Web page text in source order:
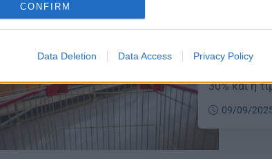
CONFIRM
Data Deletion Data Access Privacy Policy
οι
Τα
30% και η
09/09/